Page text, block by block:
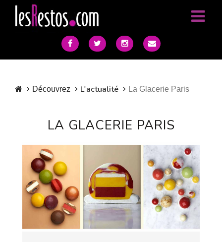
Découvrez L'actualité La Glacerie Paris
LA GLACERIE PARIS